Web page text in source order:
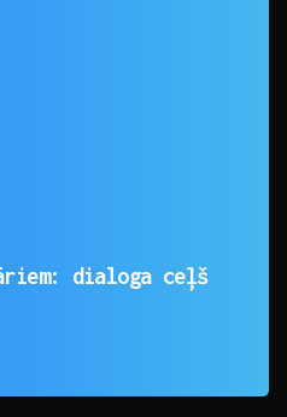
dialoga ceļš